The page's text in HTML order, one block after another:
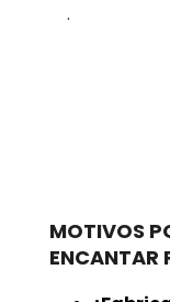
.
MOTIVOS
ENCANTAR